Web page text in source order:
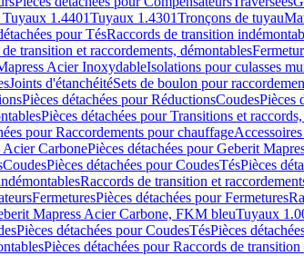
Tuyaux 1.4401Tuyaux 1.4301Tronçons de tuyau
pour TésRaccords de transition
transition et raccordements, démontables
Acier InoxydableIsolations pour culasses
Joints d'étanchéitéSets de boulon pour
Pièces détachées pour RéductionsCoudesPièces
Pièces détachées pour Transitions et
pour Raccordements pour chauffage
Acier CarbonePièces détachées pour Geberit
CoudesPièces détachées pour CoudesTésPièces
Raccords de transition et
FermeturesPièces détachées pour Fermetures
Mapress Acier Carbone, FKM bleuTuyaux
Pièces détachées pour CoudesTésPièces
Pièces détachées pour Raccords de